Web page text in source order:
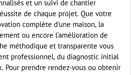
et un suivi de chantier
de chaque projet. Que votre
complète d'une maison, la
ou encore l'amélioration de
méthodique et transparente vous
professionnel, du diagnostic initial
Pour prendre rendez-vous ou obtenir